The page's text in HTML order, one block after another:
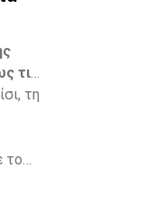
τις
τη
το